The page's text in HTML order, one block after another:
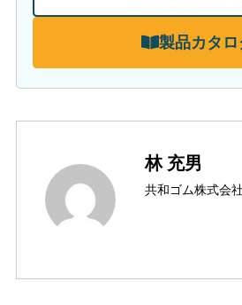
製品カタロ
林 充男
共和ゴム株式会社